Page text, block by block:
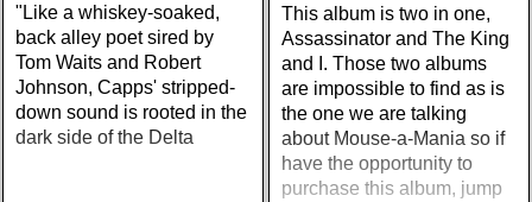
"Like a whiskey-soaked,
back alley poet sired by
Tom Waits and Robert
Johnson, Capps' stripped-
down sound is rooted in the
dark side of the Delta
This album is two in one,
Assassinator and The King
and I. Those two albums
are impossible to find as is
the one we are talking
about Mouse-a-Mania so if
have the opportunity to
purchase this album, jump